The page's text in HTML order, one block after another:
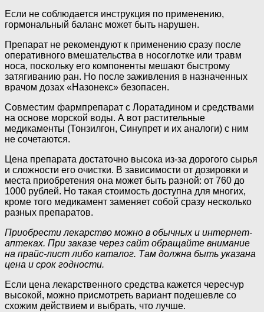
Если не соблюдается инструкция по применению,
гормональный баланс может быть нарушен.
Препарат не рекомендуют к применению сразу после
оперативного вмешательства в носоглотке или травм
носа, поскольку его компоненты мешают быстрому
затягиванию ран. Но после заживления в назначенных
врачом дозах «Назонекс» безопасен.
Совместим фармпрепарат с Лоратадином и средствами
на основе морской воды. А вот растительные
медикаменты (Тонзилгон, Синупрет и их аналоги) с ним
не сочетаются.
Цена препарата достаточно высока из-за дорогого сырья
и сложности его очистки. В зависимости от дозировки и
места приобретения она может быть разной: от 760 до
1000 рублей. Но такая стоимость доступна для многих,
кроме того медикамент заменяет собой сразу несколько
разных препаратов.
Приобрести лекарство можно в обычных и интернет-
аптеках. При заказе через сайт обращайте внимание
на прайс-лист либо каталог. Там должна быть указана
цена и срок годности.
Если цена лекарственного средства кажется чересчур
высокой, можно присмотреть вариант подешевле со
схожим действием и выбрать, что лучше.